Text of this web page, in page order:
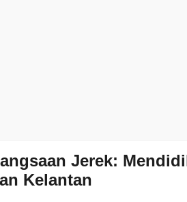
Jerek:
Kelantan